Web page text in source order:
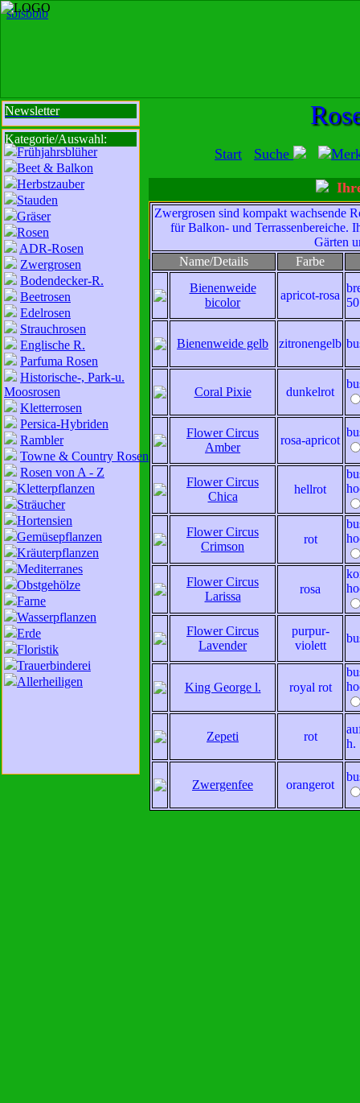
sbisbbib
Start Suche
Newsletter
Kategorie/Auswahl:
Frühjahrsblüher
Beet & Balkon
Herbstzauber
Stauden
Gräser
Rosen
ADR-Rosen
Zwergrosen
Bodendecker-R.
Beetrosen
Edelrosen
Strauchrosen
Englische R.
Parfuma Rosen
Historische-, Park-u.
Moosrosen
Kletterrosen
Persica-Hybriden
Rambler
Towne & Country Rosen
Rosen von A - Z
Kletterpflanzen
Sträucher
Hortensien
Gemüsepflanzen
Kräuterpflanzen
Mediterranes
Obstgehölze
Farne
Wasserpflanzen
Erde
Floristik
Trauerbinderei
Allerheiligen
Wir sind für Sie da:
Mo - Fr: 8 - 18 Uhr
Sa:
Ihren Besuch.
Mit der Nutzung unserer Dienste
zur
Zwergrosen sind kompakt wachsende
für Balkon- und Terrassenbereiche.
Gärten
Name/Details
Farbe
Bienenweide
bicolor
apricot-rosa
Bienenweide gelb zitronengelb
Coral Pixie dunkelrot
Flower Circus
Amber
rosa-apricot
Flower Circus
Chica
hellrot
Flower Circus
Crimson
rot
Flower Circus
Larissa
rosa
Flower Circus
Lavender
purpur-
violett
King George l. royal rot
Zepeti rot
h.
Zwergenfee orangerot